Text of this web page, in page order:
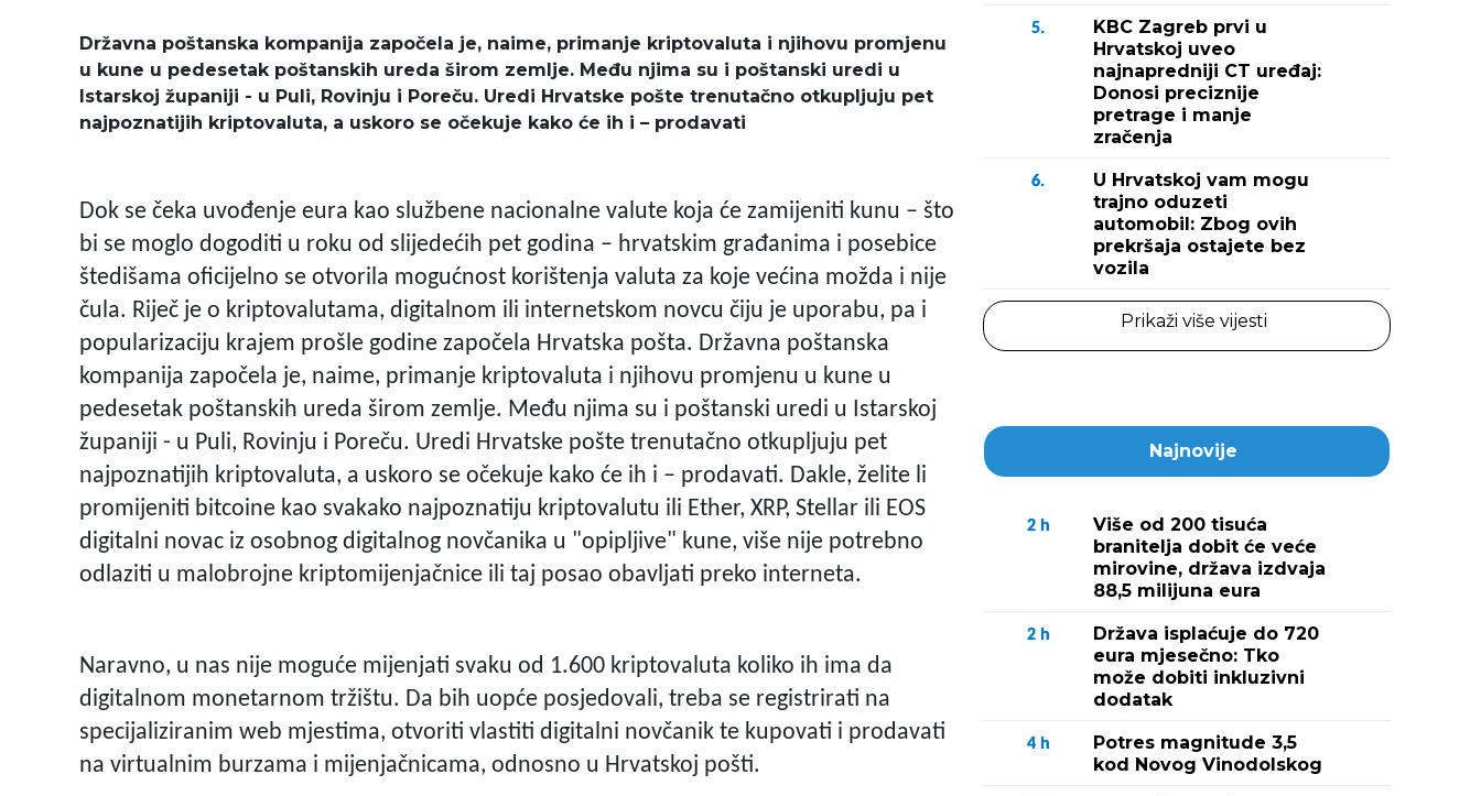
Državna poštanska kompanija započela je, naime, primanje kriptovaluta i njihovu promjenu
u kune u pedesetak poštanskih ureda širom zemlje. Među njima su i poštanski uredi u
Istarskoj županiji - u Puli, Rovinju i Poreču. Uredi Hrvatske pošte trenutačno otkupljuju pet
najpoznatijih kriptovaluta, a uskoro se očekuje kako će ih i – prodavati
Dok se čeka uvođenje eura kao službene nacionalne valute koja će zamijeniti kunu – što
bi se moglo dogoditi u roku od slijedećih pet godina – hrvatskim građanima i posebice
štedišama oficijelno se otvorila mogućnost korištenja valuta za koje većina možda i nije
čula. Riječ je o kriptovalutama, digitalnom ili internetskom novcu čiju je uporabu, pa i
popularizaciju krajem prošle godine započela Hrvatska pošta. Državna poštanska
kompanija započela je, naime, primanje kriptovaluta i njihovu promjenu u kune u
pedesetak poštanskih ureda širom zemlje. Među njima su i poštanski uredi u Istarskoj
županiji - u Puli, Rovinju i Poreču. Uredi Hrvatske pošte trenutačno otkupljuju pet
najpoznatijih kriptovaluta, a uskoro se očekuje kako će ih i – prodavati. Dakle, želite li
promijeniti bitcoine kao svakako najpoznatiju kriptovalutu ili Ether, XRP, Stellar ili EOS
digitalni novac iz osobnog digitalnog novčanika u "opipljive" kune, više nije potrebno
odlaziti u malobrojne kriptomijenjačnice ili taj posao obavljati preko interneta.
Naravno, u nas nije moguće mijenjati svaku od 1.600 kriptovaluta koliko ih ima da
digitalnom monetarnom tržištu. Da bih uopće posjedovali, treba se registrirati na
specijaliziranim web mjestima, otvoriti vlastiti digitalni novčanik te kupovati i prodavati
na virtualnim burzama i mijenjačnicama, odnosno u Hrvatskoj pošti.
5.
KBC Zagreb prvi u
Hrvatskoj uveo
najnapredniji CT uređaj:
Donosi preciznije
pretrage i manje
zračenja
6.
U Hrvatskoj vam mogu
trajno oduzeti
automobil: Zbog ovih
prekršaja ostajete bez
vozila
Prikaži više vijesti
Najnovije
2 h
Više od 200 tisuća
branitelja dobit će veće
mirovine, država izdvaja
88,5 milijuna eura
2 h
Država isplaćuje do 720
eura mjesečno: Tko
može dobiti inkluzivni
dodatak
4 h
Potres magnitude 3,5
kod Novog Vinodolskog